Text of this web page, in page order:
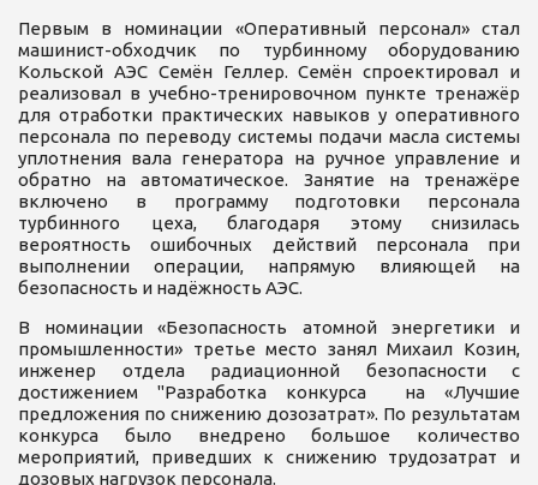
Первым в номинации «Оперативный персонал» стал
машинист-обходчик по турбинному оборудованию
Кольской АЭС Семён Геллер. Семён спроектировал и
реализовал в учебно-тренировочном пункте тренажёр
для отработки практических навыков у оперативного
персонала по переводу системы подачи масла системы
уплотнения вала генератора на ручное управление и
обратно на автоматическое. Занятие на тренажёре
включено в программу подготовки персонала
турбинного цеха, благодаря этому снизилась
вероятность ошибочных действий персонала при
выполнении операции, напрямую влияющей на
безопасность и надёжность АЭС.
В номинации «Безопасность атомной энергетики и
промышленности» третье место занял Михаил Козин,
инженер отдела радиационной безопасности с
достижением "Разработка конкурса на «Лучшие
предложения по снижению дозозатрат». По результатам
конкурса было внедрено большое количество
мероприятий, приведших к снижению трудозатрат и
дозовых нагрузок персонала.